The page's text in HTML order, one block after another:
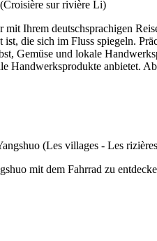
Ihrem deutschsprachigen
die sich im Fluss spiegeln.
Gemüse und lokale
anbietet.
mit dem Fahrrad zu